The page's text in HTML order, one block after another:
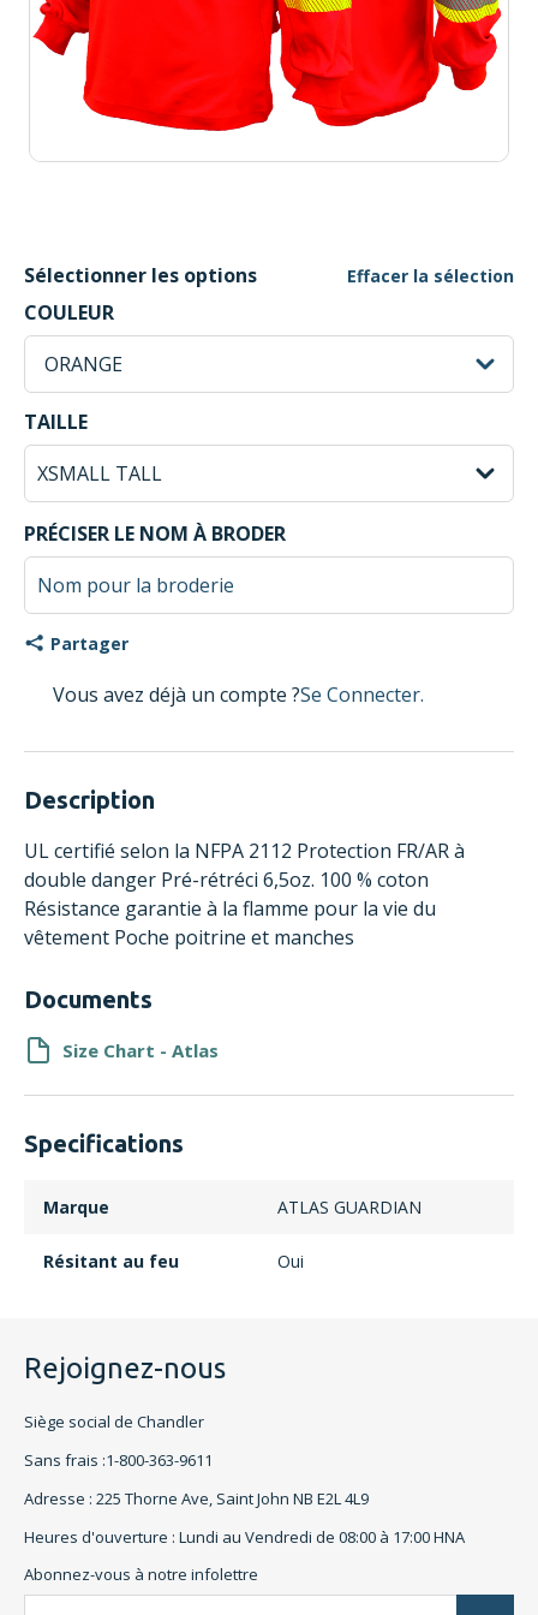
Sélectionner les options Effacer la sélection
COULEURORANGE Selected
ORANGE
TAILLEXSMALL TALL Selected
PRÉCISER LE NOM À BRODER
Partager
Vous avez déjà un compte ?Se Connecter.
Description
UL certifié selon la NFPA 2112 Protection FR/AR à
double danger Pré-rétréci 6,5oz. 100 % coton
Résistance garantie à la flamme pour la vie du
vêtement Poche poitrine et manches
Documents
Size Chart - Atlas
Specifications
Marque ATLAS GUARDIAN
Résitant au feu Oui
Rejoignez-nous
Siège social de Chandler
Sans frais :1-800-363-9611
Adresse : 225 Thorne Ave, Saint John NB E2L 4L9
Heures d'ouverture : Lundi au Vendredi de 08:00 à 17:00 HNA
Abonnez-vous à notre infolettre